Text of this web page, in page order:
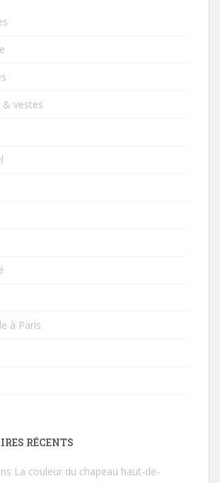
& vestes
à Paris
RÉCENTS
La couleur du chapeau haut-de-